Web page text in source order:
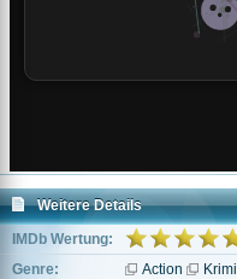
Weitere Details
IMDb Wertung:
Genre:
Action Krimi